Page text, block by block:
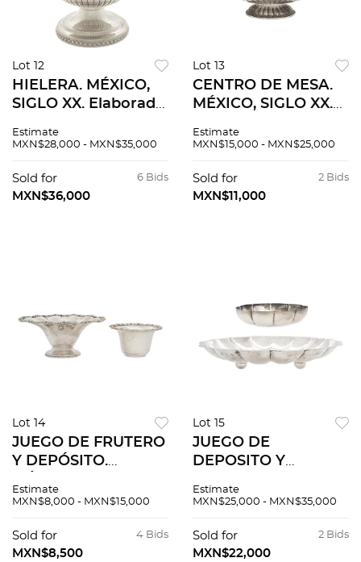
Lot 12
HIELERA. MÉXICO,
SIGLO XX. Elaborada
Sterling, ley 0.925.
motivos lobulados,
mascarones y asas
Estimate
MXN$28,000 - MXN$35,000
6 Bids
Sold for
MXN$36,000
Lot 13
CENTRO DE MESA.
MÉXICO, SIGLO XX.
TANE, Sterling, ley
Estimate
MXN$15,000 - MXN$25,000
2 Bids
Sold for
MXN$11,000
Lot 14
JUEGO DE FRUTERO
Y DEPÓSITO.
Elaborados en plata
uno en AVM y otro
en SANBORNS.
Estimate
MXN$8,000 - MXN$15,000
4 Bids
Sold for
MXN$8,500
Lot 15
JUEGO DE
DEPOSITO Y
MÉXICO, SIGLO XX.
Sterling, ley 0.925;
uno en JR y otro en
Estimate
MXN$25,000 - MXN$35,000
2 Bids
Sold for
MXN$22,000